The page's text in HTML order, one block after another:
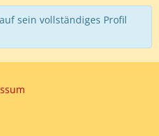
sein vollständiges Profil